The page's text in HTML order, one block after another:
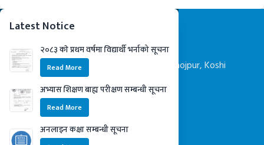
Latest Notice
२०८३ काे प्रथम वर्षमा विद्यार्थी भर्नाको सूचना
Read More
अभ्यास शिक्षण बाह्य परीक्षण सम्बन्धी सूचना
Read More
अनलाइन कक्षा सम्बन्धी सूचना
Shadananda Municipality -7, Dingla, Bhojpur, Koshi
Province, Nepal
+977 29 421116,
smcdingla@gmail.com